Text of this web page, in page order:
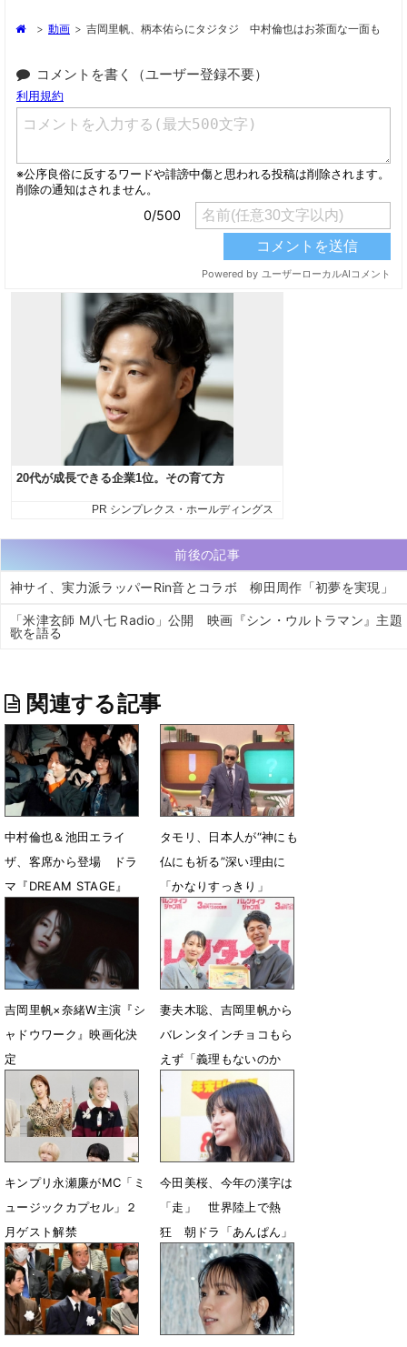
> 動画 > 吉岡里帆、柄本佑らにタジタジ 中村倫也はお茶面な一面も
コメントを書く（ユーザー登録不要）
前後の記事
神サイ、実力派ラッパーRin音とコラボ 柳田周作「初夢を実現」
「米津玄師 M八七 Radio」公開 映画『シン・ウルトラマン』主題
歌を語る
関連する記事
中村倫也＆池田エライ
ザ、客席から登場 ドラ
マ『DREAM STAGE』
NAZE＆TORINNERと感
謝
3月15日 17時23分
タモリ、日本人が“神にも
仏にも祈る”深い理由に
「かなりすっきり」
3月6日 07時00分
吉岡里帆×奈緒W主演『シ
ャドウワーク』映画化決
定
2月20日 17時00分
妻夫木聡、吉岡里帆から
バレンタインチョコもら
えず「義理もないのか
よ！」
2月3日 21時39分
キンプリ永瀬廉がMC「ミ
ュージックカプセル」２
月ゲスト解禁
1月29日 18時19分
今田美桜、今年の漢字は
「走」 世界陸上で熱
狂 朝ドラ「あんぱん」
で走り抜け
12月1日 08時16分